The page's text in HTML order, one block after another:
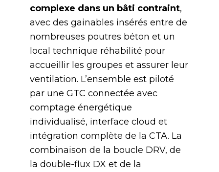
complexe dans un bâti contraint,
avec des gainables insérés entre de
nombreuses poutres béton et un
local technique réhabilité pour
accueillir les groupes et assurer leur
ventilation. L’ensemble est piloté
par une GTC connectée avec
comptage énergétique
individualisé, interface cloud et
intégration complète de la CTA. La
combinaison de la boucle DRV, de
la double-flux DX et de la